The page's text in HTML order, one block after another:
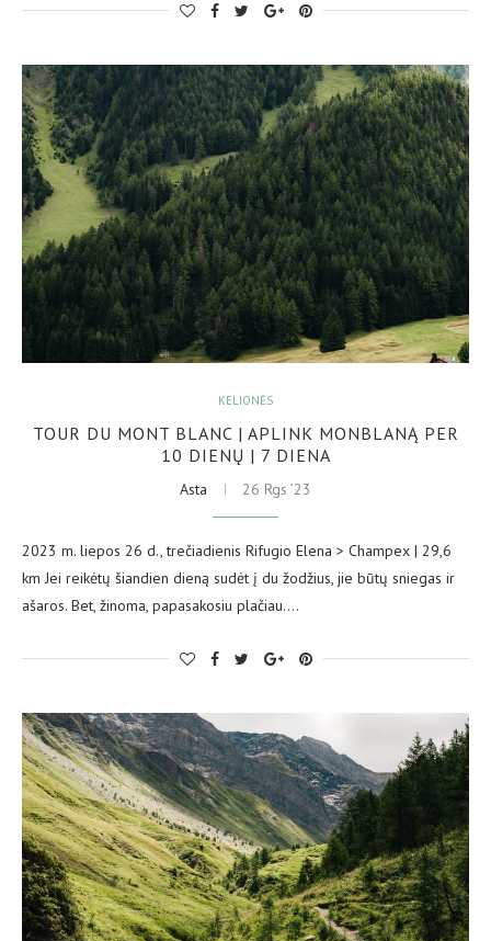
KELIONĖS
TOUR DU MONT BLANC | APLINK MONBLANĄ PER
10 DIENŲ | 7 DIENA
Asta 26 Rgs ’23
2023 m. liepos 26 d., trečiadienis Rifugio Elena > Champex | 29,6
km Jei reikėtų šiandien dieną sudėt į du žodžius, jie būtų sniegas ir
ašaros. Bet, žinoma, papasakosiu plačiau.…